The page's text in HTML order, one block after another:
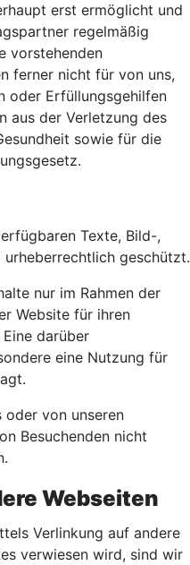
erst ermöglicht und
regelmäßig
vorstehenden
ferner nicht für von uns,
oder Erfüllungsgehilfen
aus der Verletzung des
sowie für die
Texte, Bild-,
geschützt.
nur im Rahmen der
Website für ihren
darüber
eine Nutzung für
oder von unseren
Besuchenden nicht
Webseiten
Verlinkung auf andere
verwiesen wird, sind wir